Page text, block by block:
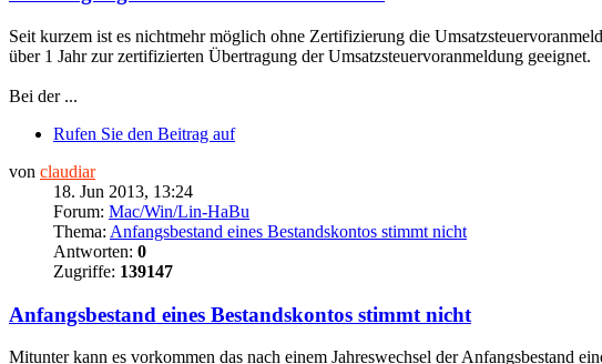
Seit kurzem ist es nichtmehr möglich ohne Zertifizierung die
über 1 Jahr zur zertifizierten Übertragung der Umsatzsteuervoranmeldung geeignet.
Bei der ...
Rufen Sie den Beitrag auf
von claudiar
18. Jun 2013, 13:24
Forum: Mac/Win/Lin-HaBu
Thema: Anfangsbestand eines Bestandskontos stimmt nicht
Antworten: 0
Zugriffe: 139147
Anfangsbestand eines Bestandskontos stimmt nicht
Mitunter kann es vorkommen das nach einem Jahreswechsel der Anfangsbestand